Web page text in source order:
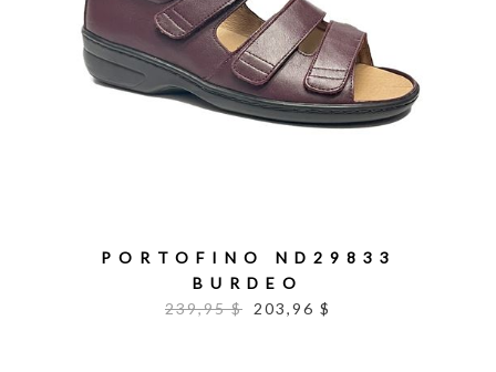
PORTOFINO ND29833
BURDEO
239,95 $
203,96 $